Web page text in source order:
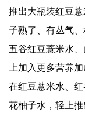
推出大瓶装红豆
子熟了、有丛气
五谷红豆薏米水
上加入更多营养加
在红豆薏米水、
花柚子水，轻上